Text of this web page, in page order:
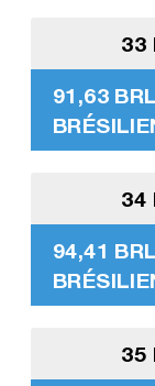
33
91,63
34
94,41
35